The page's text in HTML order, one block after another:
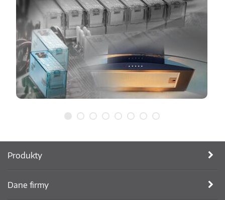
Produkty
Dane firmy